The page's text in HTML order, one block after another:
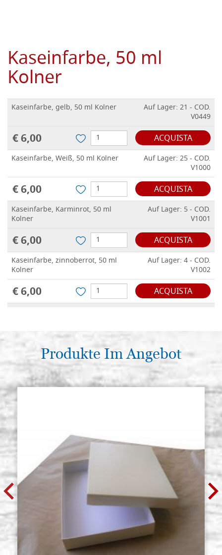
Kaseinfarbe, 50 ml
Kolner
Kaseinfarbe, gelb, 50 ml Kolner
Auf Lager: 21 - COD.
V0449
€ 6,00 ACQUISTA
Kaseinfarbe, Weiß, 50 ml Kolner
Auf Lager: 25 - COD.
V1000
€ 6,00 ACQUISTA
Kaseinfarbe, Karminrot, 50 ml
Kolner
Auf Lager: 5 - COD.
V1001
€ 6,00 ACQUISTA
Kaseinfarbe, zinnoberrot, 50 ml
Kolner
Auf Lager: 4 - COD.
V1002
€ 6,00 ACQUISTA
€ 6,00
Kaseinfarbe, Dunkelblau, 50 ml
Kolner
Auf Lager: 8 - COD.
€ 6,00
Kaseinfarbe, Braun, 50 ml Kolner
V1005
€ 6,00 ACQUISTA
Kaseinfarbe, schwarz, 50 ml
Kolner
Auf Lager: 9 - COD.
V1007
€ 6,00 ACQUISTA
Kaseinfarbe, dunkelgrün, 50 ml
Auf Lager: 11 - COD.
€ 6,00 ACQUISTA
Produkte Im Angebot